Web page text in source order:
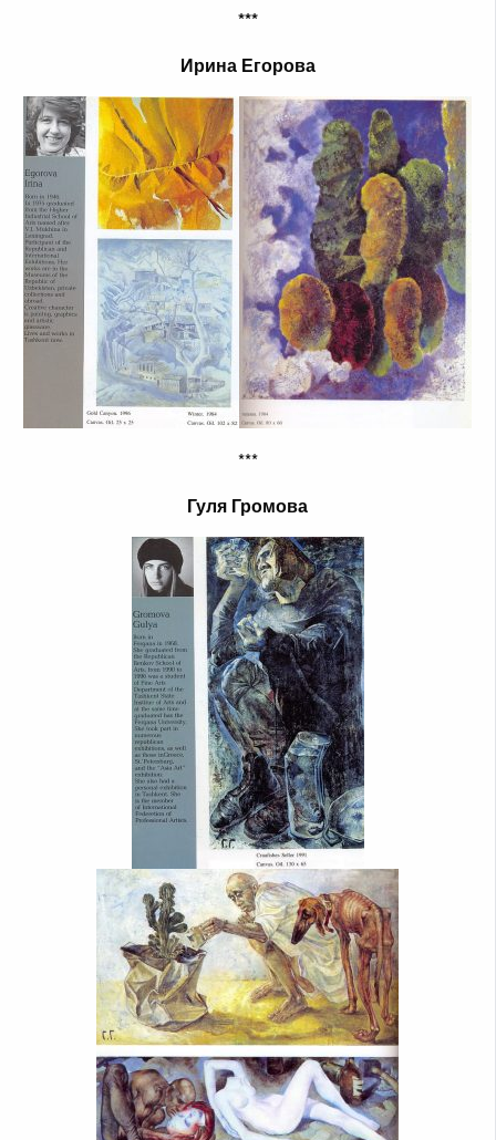
***
Ирина Егорова
***
Гуля Громова